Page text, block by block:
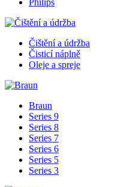
Philips
Čištění a údržba
Čisticí náplně
Oleje a spreje
Braun
Series 9
Series 8
Series 7
Series 6
Series 5
Series 3